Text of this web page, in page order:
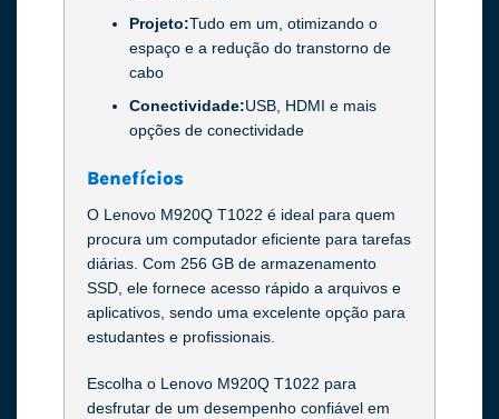
Projeto:Tudo em um, otimizando o
espaço e a redução do transtorno de
cabo
Conectividade:USB, HDMI e mais
opções de conectividade
Benefícios
O Lenovo M920Q T1022 é ideal para quem
procura um computador eficiente para tarefas
diárias. Com 256 GB de armazenamento
SSD, ele fornece acesso rápido a arquivos e
aplicativos, sendo uma excelente opção para
estudantes e profissionais.
Escolha o Lenovo M920Q T1022 para
desfrutar de um desempenho confiável em